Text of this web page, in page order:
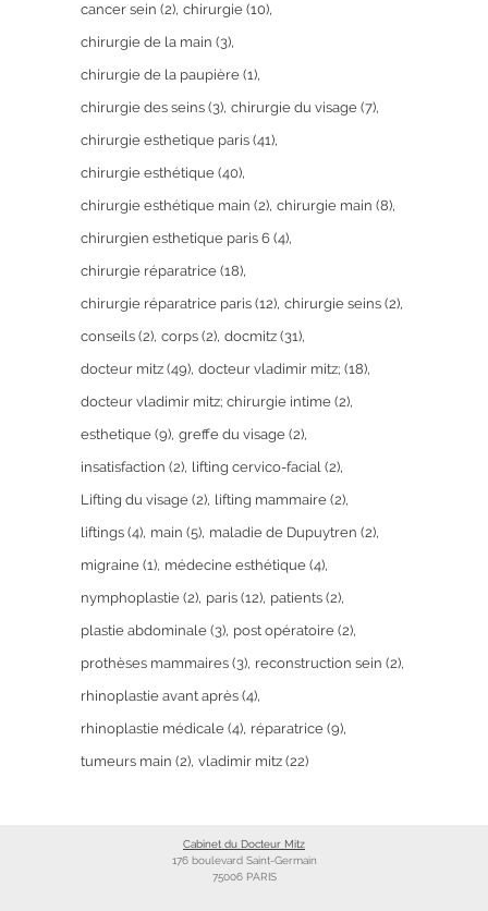
cancer sein (2) chirurgie (10)
chirurgie de la main (3)
chirurgie de la paupière (1)
chirurgie des seins (3) chirurgie du visage (7)
chirurgie esthetique paris (41)
chirurgie esthétique (40)
chirurgie esthétique main (2) chirurgie main (8)
chirurgien esthetique paris 6 (4)
chirurgie réparatrice (18)
chirurgie réparatrice paris (12) chirurgie seins (2)
conseils (2) corps (2) docmitz (31)
docteur mitz (49) docteur vladimir mitz; (18)
docteur vladimir mitz; chirurgie intime (2)
esthetique (9) greffe du visage (2)
insatisfaction (2) lifting cervico-facial (2)
Lifting du visage (2) lifting mammaire (2)
liftings (4) main (5) maladie de Dupuytren (2)
migraine (1) médecine esthétique (4)
nymphoplastie (2) paris (12) patients (2)
plastie abdominale (3) post opératoire (2)
prothèses mammaires (3) reconstruction sein (2)
rhinoplastie avant après (4)
rhinoplastie médicale (4) réparatrice (9)
tumeurs main (2) vladimir mitz (22)
Cabinet du Docteur Mitz
176 boulevard Saint-Germain
75006 PARIS